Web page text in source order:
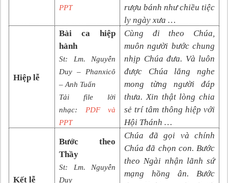
PPT
rượu bánh như chiều tiệc
ly ngày xưa …
Hiệp lễ
Bài ca hiệp
hành
St: Lm. Nguyễn
Duy – Phanxicô
– Anh Tuấn
Tải file lời
nhạc:
PDF và
PPT
Cùng đi theo Chúa,
muôn người bước chung
nhịp Chúa đưa. Và luôn
được Chúa lắng nghe
mong từng người đáp
thưa. Xin thật lòng chia
sẻ trí tâm thông hiệp với
Hội Thánh …
Kết lễ
Bước theo
Thầy
St: Lm. Nguyễn
Duy
Chúa đã gọi và chính
Chúa đã chọn con. Bước
theo Ngài nhận lãnh sứ
mạng hồng ân. Bước